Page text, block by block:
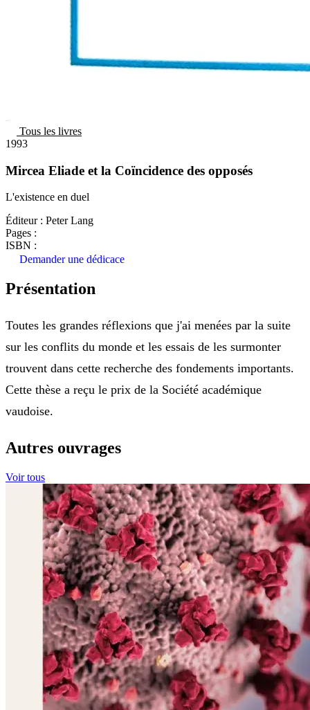
Tous les livres
1993
Mircea Eliade et la Coïncidence des opposés
L'existence en duel
Éditeur : Peter Lang
Pages :
ISBN :
Demander une dédicace
Présentation
Toutes les grandes réflexions que j'ai menées par la suite
sur les conflits du monde et les essais de les surmonter
trouvent dans cette recherche des fondements importants.
Cette thèse a reçu le prix de la Société académique
vaudoise.
Autres ouvrages
Voir tous